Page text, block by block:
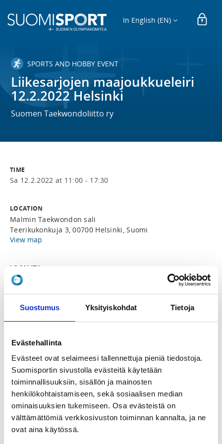
Suostumus Yksityiskohdat Tietoja
Evästehallinta
Evästeet ovat selaimeesi tallennettuja pieniä tiedostoja.
Suomisportin sivustolla evästeitä käytetään
toiminnallisuuksiin, sisällön ja mainosten
henkilökohtaistamiseen, sekä sosiaalisen median
ominaisuuksien tukemiseen. Osa evästeistä on
välttämättömiä verkkosivuston toiminnan kannalta, ja ne
ovat aina käytössä.
In English (EN)
SPORTS AND HOBBY EVENT
Liikesarjojen maajoukkueleiri
12.2.2022 Helsinki
Suomen Taekwondoliitto ry
TIME
Sa 12.2.2022 at 11:00 - 17:30
LOCATION
Malmin Taekwondon sali
Teerikukonkuja 3, 00700 Helsinki, Suomi
View map
LOCALITY
Helsinki
SPORTS
REGISTRATION PERIOD
Th 16.12.2021 at 15:00 - Fr 11.2.2022 at 20:00
PRICE
Koko leiri 40,00 €
ADDITIONAL INFORMATION
Erik Pohjonen